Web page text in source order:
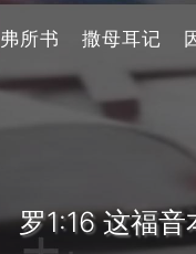
所书 撒母耳记
罗1:16 这福